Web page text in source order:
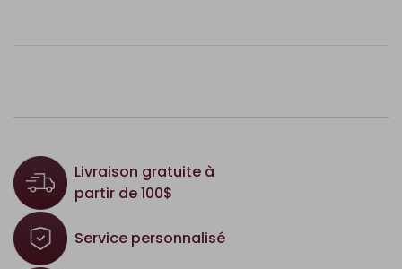
Livraison gratuite à
partir de 100$
Service personnalisé